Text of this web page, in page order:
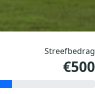
Streefbedrag
€500